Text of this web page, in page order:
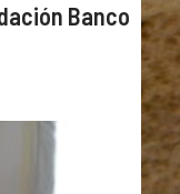
Banco